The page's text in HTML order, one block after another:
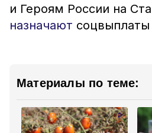
и Героям России на
назначают
Материалы по теме: